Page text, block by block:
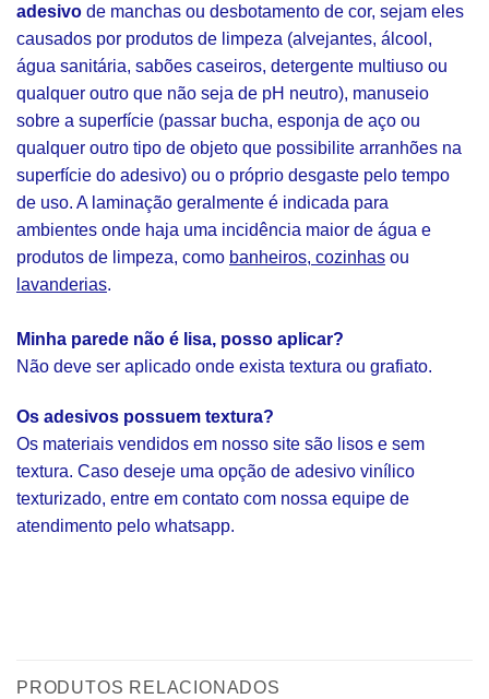
adesivo de manchas ou desbotamento de cor, sejam eles
causados por produtos de limpeza (alvejantes, álcool,
água sanitária, sabões caseiros, detergente multiuso ou
qualquer outro que não seja de pH neutro), manuseio
sobre a superfície (passar bucha, esponja de aço ou
qualquer outro tipo de objeto que possibilite arranhões na
superfície do adesivo) ou o próprio desgaste pelo tempo
de uso. A laminação geralmente é indicada para
ambientes onde haja uma incidência maior de água e
produtos de limpeza, como banheiros, cozinhas ou
lavanderias.
Minha parede não é lisa, posso aplicar?
Não deve ser aplicado onde exista textura ou grafiato.
Os adesivos possuem textura?
Os materiais vendidos em nosso site são lisos e sem
textura. Caso deseje uma opção de adesivo vinílico
texturizado, entre em contato com nossa equipe de
atendimento pelo whatsapp.
PRODUTOS RELACIONADOS